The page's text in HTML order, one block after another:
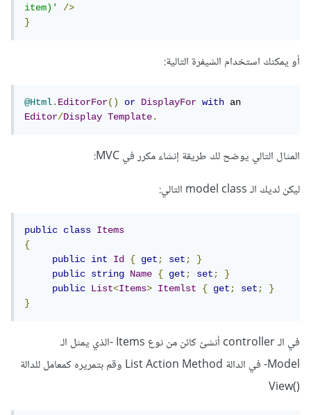
item)'
/>
}
أو يمكنك استخدام الشيفرة التالية:
@Html.EditorFor() or DisplayFor with
Editor/Display Template.
المثال التالي يوضح لك طريقة إنشاء مكرر في MVC:
ليكن لديك الـ model class التالي:
public class
Items
{
public
int Id { get; set;
}
public
string Name { get; set;
}
public
List<Items> Itemlst { get; set;
}
}
في الـ controller أنشئ كائن من نوع Items -الذي يمثل الـ
Model- في الدالة List Action Method وقم بتمريره كمعامل للدالة
()View